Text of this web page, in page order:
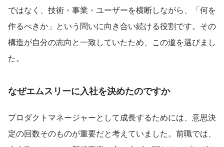
ではなく、技術・事業・ユーザーを横断しながら、「何を
作るべきか」という問いに向き合い続ける役割です。その
構造が自分の志向と一致していたため、この道を選びまし
た。
なぜエムスリーに入社を決めたのですか
プロダクトマネージャーとして成長するためには、意思決
定の回数そのものが重要だと考えていました。前職では、